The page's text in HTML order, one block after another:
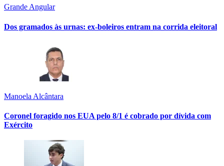
Grande Angular
Dos gramados às urnas: ex-boleiros entram na corrida eleitoral
Manoela Alcântara
Coronel foragido nos EUA pelo 8/1 é cobrado por dívida com
Exército